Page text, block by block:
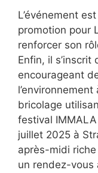
L’événement
promotion pour
renforcer son
Enfin, il
encourageant
bricolage
festival
juillet 2025 à
après-midi
un rendez-vous